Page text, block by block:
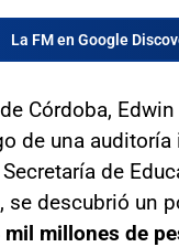
La FM en Google
Córdoba, Edwin
de una auditoría
de
se descubrió un
millones de